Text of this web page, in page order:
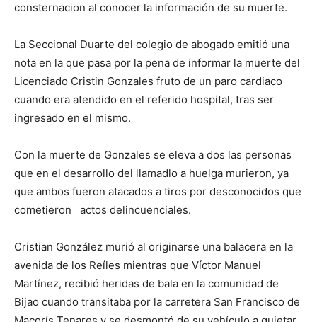
consternacion al conocer la información de su muerte.
La Seccional Duarte del colegio de abogado emitió una
nota en la que pasa por la pena de informar la muerte del
Licenciado Cristin Gonzales fruto de un paro cardiaco
cuando era atendido en el referido hospital, tras ser
ingresado en el mismo.
Con la muerte de Gonzales se eleva a dos las personas
que en el desarrollo del llamadlo a huelga murieron, ya
que ambos fueron atacados a tiros por desconocidos que
cometieron actos delincuenciales.
Cristian González murió al originarse una balacera en la
avenida de los Reíles mientras que Víctor Manuel
Martínez, recibió heridas de bala en la comunidad de
Bijao cuando transitaba por la carretera San Francisco de